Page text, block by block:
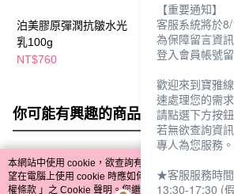
泊美膠原彈潤抗皺水光
乳100g
NT$760
泊美菁盈粹恆潤精
100g-水潤型
NT$450
你可能有興趣的商品 全站排行
熱門標籤
本網站中使用 cookie，欲查詢有關本網站使用 cookie
望在電腦上使用 cookie 時應如何變更電腦的 cookie
權條款 」之 Cookie 聲明。您繼續使用本網站即表示
【重要通知】
客服系統將於8/
為保障留言資
登入會員帳號留
歡迎來到寶雅
速處理您的需求
請點選下方按
若無欲查詢資
專人為您服務。
★客服服務時
13:30-17:30 (